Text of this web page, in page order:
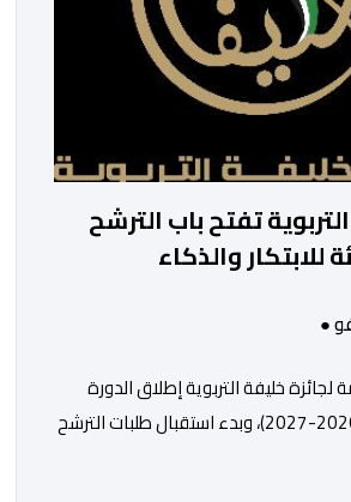
تفتح باب الترشح
والذكاء
●
لجائزة خليفة التربوية إطلاق الدورة
العشرين للجائزة (2026-2027)، وبدء استقبال طلبات الترشح